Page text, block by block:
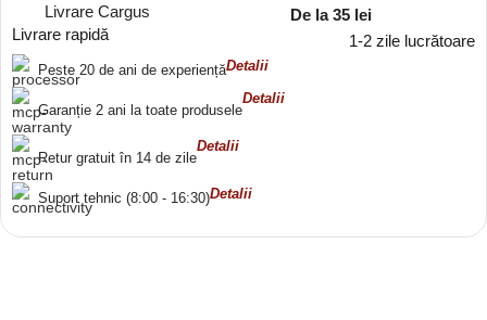
Livrare Cargus
Livrare rapidă
De la 35 lei
1-2 zile lucrătoare
Peste 20 de ani de experiențăDetalii
Garanție 2 ani la toate produsele
Detalii
Retur gratuit în 14 de zile
Detalii
Suport tehnic (8:00 - 16:30)Detalii